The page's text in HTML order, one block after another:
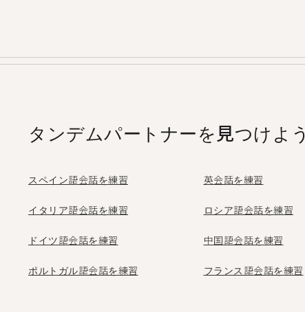
タンデムパートナーを見つけよう
スペイン語会話を練習 英会話を練習
イタリア語会話を練習 ロシア語会話を練習
ドイツ語会話を練習 中国語会話を練習
ポルトガル語会話を練習 フランス語会話を練習